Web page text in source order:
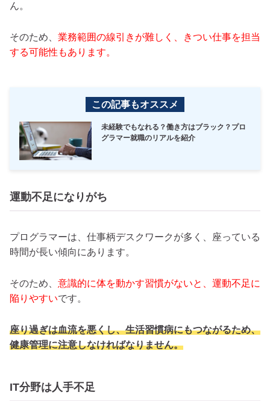
ん。
そのため、 業務範囲の線引きが難しく、きつい仕事を担当
する可能性もあります。
この記事もオススメ
未経験でもなれる？働き方はブラック？プロ
グラマー就職のリアルを紹介
運動不足になりがち
プログラマーは、仕事柄デスクワークが多く、座っている
時間が長い傾向にあります。
そのため、 意識的に体を動かす習慣がないと、運動不足に
陥りやすいです。
座り過ぎは血流を悪くし、生活習慣病にもつながるため、
健康管理に注意しなければなりません。
IT分野は人手不足